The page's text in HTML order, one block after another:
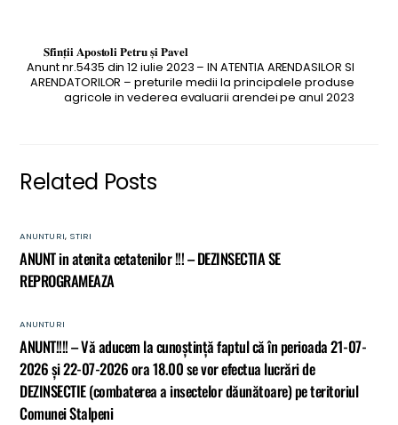
𝐒𝐟𝐢𝐧𝐭̦𝐢𝐢 𝐀𝐩𝐨𝐬𝐭𝐨𝐥𝐢 𝐏𝐞𝐭𝐫𝐮 𝐬̦𝐢 𝐏𝐚𝐯𝐞𝐥
Anunt nr.5435 din 12 iulie 2023 – IN ATENTIA ARENDASILOR SI
ARENDATORILOR – preturile medii la principalele produse
agricole in vederea evaluarii arendei pe anul 2023
Related Posts
ANUNTURI, STIRI
ANUNT in atenita cetatenilor !!! – DEZINSECTIA SE
REPROGRAMEAZA
ANUNTURI
ANUNT!!!! – Vă aducem la cunoștință faptul că în perioada 21-07-
2026 și 22-07-2026 ora 18.00 se vor efectua lucrări de
DEZINSECTIE (combaterea a insectelor dăunătoare) pe teritoriul
Comunei Stalpeni